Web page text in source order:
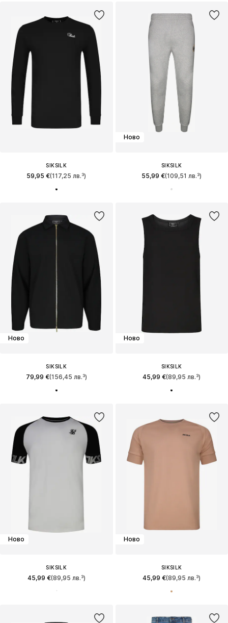
SIKSILK
59,95 €(117,25 лв.³)
Ново
SIKSILK
55,99 €(109,51 лв.³)
Ново
SIKSILK
79,99 €(156,45 лв.³)
Ново
SIKSILK
45,99 €(89,95 лв.³)
Ново
SIKSILK
45,99 €(89,95 лв.³)
Ново
SIKSILK
45,99 €(89,95 лв.³)